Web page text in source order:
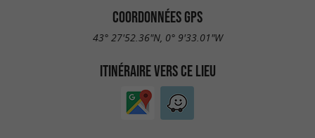
COORDONNÉES GPS
43° 27'52.36"N, 0° 9'33.01"W
ITINÉRAIRE VERS CE LIEU